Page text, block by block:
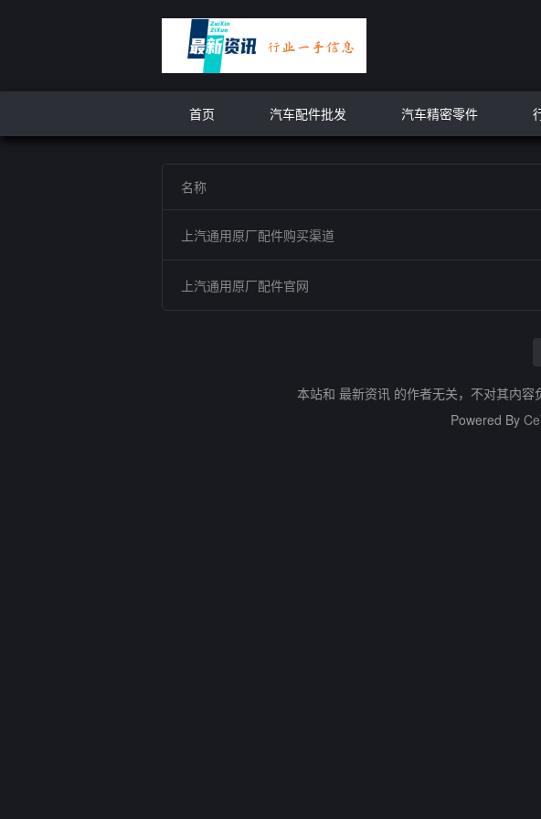
首页 汽车配件批发 汽车精密零件
名称
上汽通用原厂配件购买渠道
上汽通用原厂配件官网
本站和 最新资讯 的作者无关，不对其内容
Powered By